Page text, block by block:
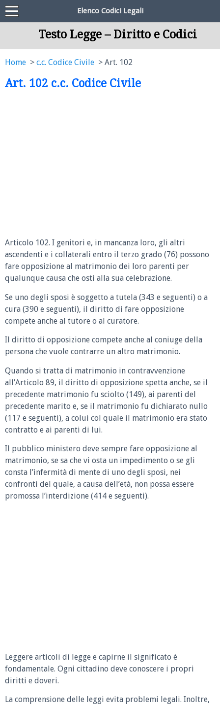
Elenco Codici Legali
Testo Legge – Diritto e Codici
Home c.c. Codice Civile Art. 102
Art. 102 c.c. Codice Civile
Articolo 102. I genitori e, in mancanza loro, gli altri
ascendenti e i collaterali entro il terzo grado (76) possono
fare opposizione al matrimonio dei loro parenti per
qualunque causa che osti alla sua celebrazione.
Se uno degli sposi è soggetto a tutela (343 e seguenti) o a
cura (390 e seguenti), il diritto di fare opposizione
compete anche al tutore o al curatore.
Il diritto di opposizione compete anche al coniuge della
persona che vuole contrarre un altro matrimonio.
Quando si tratta di matrimonio in contravvenzione
all’Articolo 89, il diritto di opposizione spetta anche, se il
precedente matrimonio fu sciolto (149), ai parenti del
precedente marito e, se il matrimonio fu dichiarato nullo
(117 e seguenti), a colui col quale il matrimonio era stato
contratto e ai parenti di lui.
Il pubblico ministero deve sempre fare opposizione al
matrimonio, se sa che vi osta un impedimento o se gli
consta l’infermità di mente di uno degli sposi, nei
confronti del quale, a causa dell’età, non possa essere
promossa l’interdizione (414 e seguenti).
Leggere articoli di legge e capirne il significato è
fondamentale. Ogni cittadino deve conoscere i propri
diritti e doveri.
La comprensione delle leggi evita problemi legali. Inoltre,